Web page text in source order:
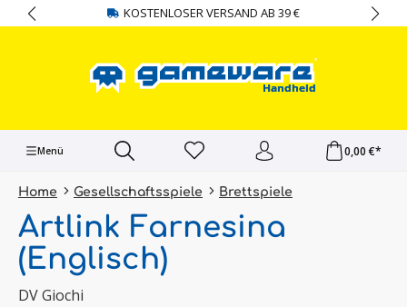
springen KOSTENLOSER VERSAND AB 39 €
Menü 0,00 €*
Home Gesellschaftsspiele Brettspiele
Artlink Farnesina
(Englisch)
DV Giochi